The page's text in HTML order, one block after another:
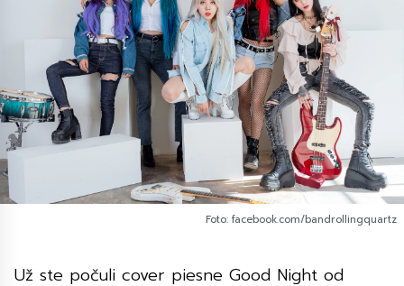
Foto: facebook.com/bandrollingquartz
Už ste počuli cover piesne Good Night od